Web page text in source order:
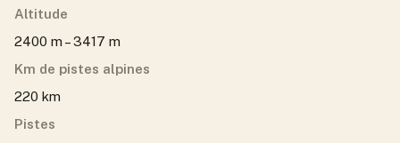
Altitude
2400 m – 3417 m
Km de pistes alpines
220 km
Pistes